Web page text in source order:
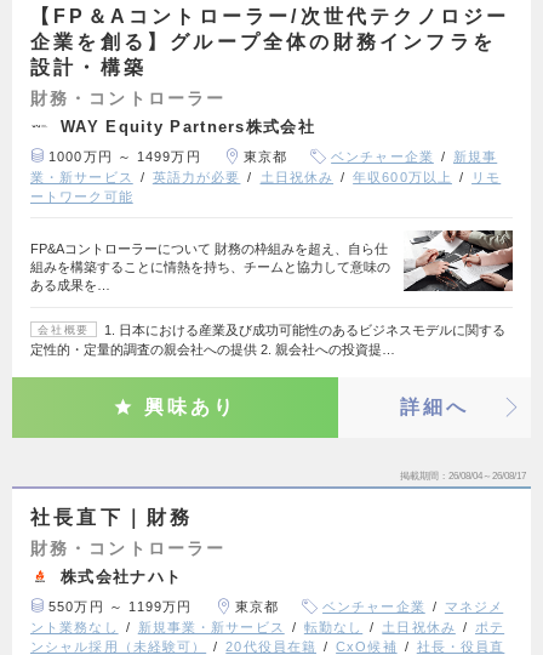
【FP＆Aコントローラー/次世代テクノロジー
企業を創る】グループ全体の財務インフラを
設計・構築
財務・コントローラー
WAY Equity Partners株式会社
1000万円 ～ 1499万円 東京都 ベンチャー企業
新規事
業・新サービス
英語力が必要 土日祝休み 年収600万以上
リモ
ートワーク可能
FP&Aコントローラーについて 財務の枠組みを超え、自ら仕
組みを構築することに情熱を持ち、チームと協力して意味の
ある成果を…
会社概要
1. 日本における産業及び成功可能性のあるビジネスモデルに関する
定性的・定量的調査の親会社への提供 2. 親会社への投資提…
興味あり 詳細へ
掲載期間 26/08/04～26/08/17
社長直下｜財務
財務・コントローラー
株式会社ナハト
550万円 ～ 1199万円 東京都 ベンチャー企業
マネジメ
ント業務なし
新規事業・新サービス 転勤なし 土日祝休み
ポテ
ンシャル採用（未経験可）
20代役員在籍 CxO候補
社長・役員直